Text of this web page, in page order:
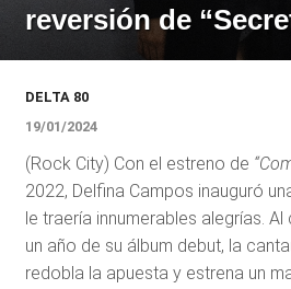
reversión de
DELTA 80
19/01/2024
(Rock City) Con el estreno de
2022, Delfina Campos inauguró
le traería innumerables alegrías.
un año de su álbum debut, la
redobla la apuesta y estrena un